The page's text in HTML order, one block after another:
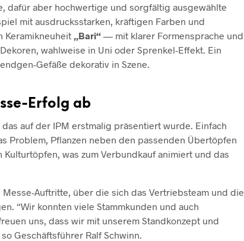
dafür aber hochwertige und sorgfältig ausgewählte
mit ausdrucksstarken, kräftigen Farben und
Keramikneuheit„Bari“ — mit klarer Formensprache und
wahlweise in Uni oder Sprenkel-Effekt. Ein
Gefäße dekorativ in Szene.
Erfolg ab
auf der IPM erstmalig präsentiert wurde. Einfach
Problem, Pflanzen neben den passenden Übertöpfen
was zum Verbundkauf animiert und das
Auftritte, über die sich das Vertriebsteam und die
“Wir konnten viele Stammkunden und auch
uns, dass wir mit unserem Standkonzept und
Geschäftsführer Ralf Schwinn.